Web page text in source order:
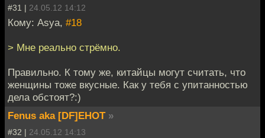
#31 | 24.05.12 14:12
Кому: Asya, #18
> Мне реально стрёмно.
Правильно. К тому же, китайцы могут считать, что
женщины тоже вкусные. Как у тебя с упитанностью
дела обстоят?:)
Fenus aka [DF]EHOT »
#32 | 24.05.12 14:13